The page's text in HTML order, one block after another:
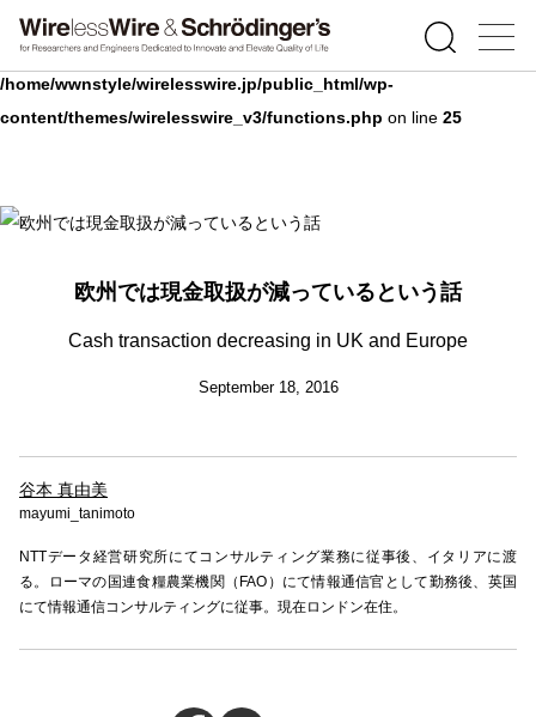
Warning: Undefined array key 0 in
/home/wwnstyle/wirelesswire.jp/public_html/wp-
content/themes/wirelesswire_v3/functions.php on line 25
欧州では現金取扱が減っているという話
Cash transaction decreasing in UK and Europe
September 18, 2016
谷本 真由美
mayumi_tanimoto
NTTデータ経営研究所にてコンサルティング業務に従事後、イタリアに渡
る。ローマの国連食糧農業機関（FAO）にて情報通信官として勤務後、英国
にて情報通信コンサルティングに従事。現在ロンドン在住。